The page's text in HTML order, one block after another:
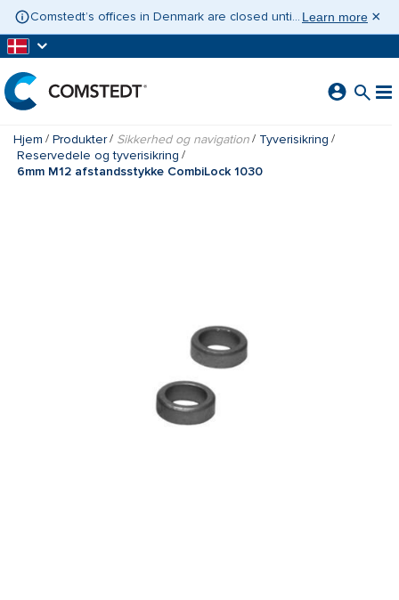
Comstedt’s offices in Denmark are closed until 10 August 2026. If you need assistance, please contact Contact Sweden on +46 31 775 65 30. Learn more ×
Hjem Produkter Sikkerhed og navigation
Tyverisikring
Reservedele og tyverisikring
6mm M12 afstandsstykke CombiLock 1030